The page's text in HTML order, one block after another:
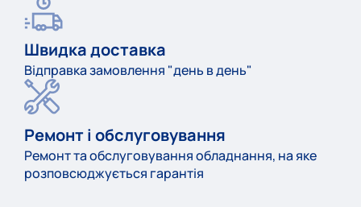
Швидка доставка
Відправка замовлення "день в день"
Ремонт і обслуговування
Ремонт та обслуговування обладнання, на яке
розповсюджується гарантія